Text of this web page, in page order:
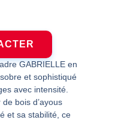
GABRIELLE en
et sophistiqué
avec intensité.
bois d’ayous
et sa stabilité, ce